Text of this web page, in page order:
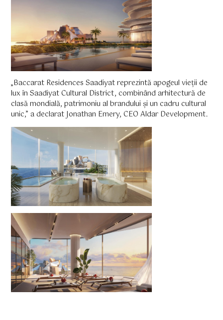
„Baccarat Residences Saadiyat reprezintă apogeul vieții de
lux în Saadiyat Cultural District, combinând arhitectură de
clasă mondială, patrimoniu al brandului și un cadru cultural
unic,” a declarat Jonathan Emery, CEO Aldar Development.